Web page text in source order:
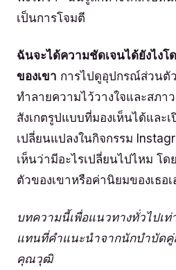
เป็นการโจมตี
ฉันจะได้ความชัดเจนได้ยังไงโ
ของเขา การไปดูอุปกรณ์ส่วนตั
ทำลายความไว้วางใจและสภา
สังเกตรูปแบบที่มองเห็นได้และ
เปลี่ยนแปลงในกิจกรรม
เห็นว่ามีอะไรเปลี่ยนไปไหม โ
ตัวของเขาหรือค่านิยมของเธอเ
บทความนี้เพื่อแนวทางทั่วไปเ
แทนที่คำแนะนำจากนักบำบัดคู่
คุณวุฒิ